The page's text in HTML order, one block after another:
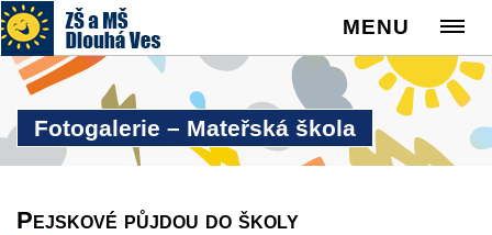
MENU
Fotogalerie – Mateřská škola
Pejskové půjdou do školy